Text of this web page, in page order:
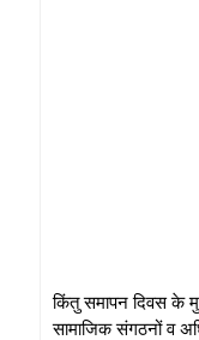
किंतु समापन दिवस के
सामाजिक संगठनों व